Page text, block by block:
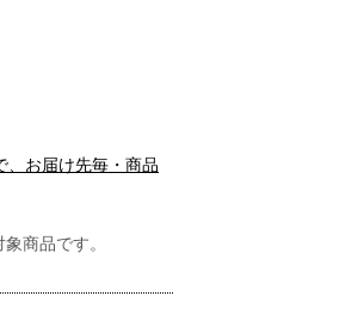
、お届け先毎・商品
商品です。